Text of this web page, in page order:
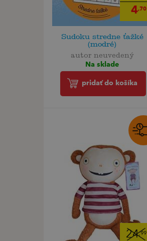
4,70
Sudoku stredne ťažké
(modré)
autor neuvedený
Na sklade
pridať do košíka
24,99